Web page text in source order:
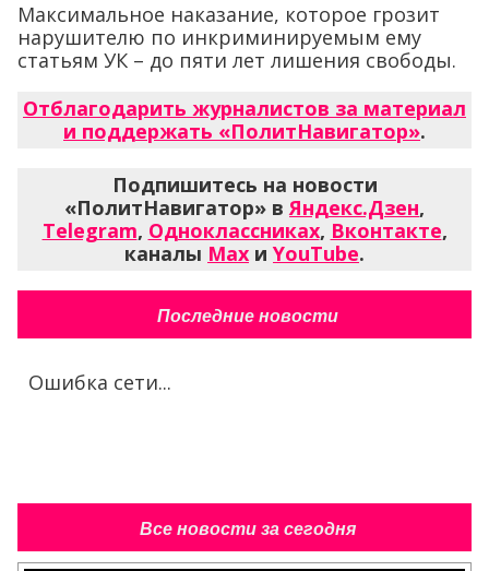
Максимальное наказание, которое грозит
нарушителю по инкриминируемым ему
статьям УК – до пяти лет лишения свободы.
Отблагодарить журналистов за материал
и поддержать «ПолитНавигатор».
Подпишитесь на новости
«ПолитНавигатор» вЯндекс.Дзен,
Telegram, Одноклассниках, Вконтакте,
каналы Max и YouTube.
Последние новости
Ошибка сети...
Все новости за сегодня